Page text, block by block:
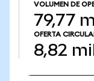
VOLUMEN DE
79,77
OFERTA
8,82